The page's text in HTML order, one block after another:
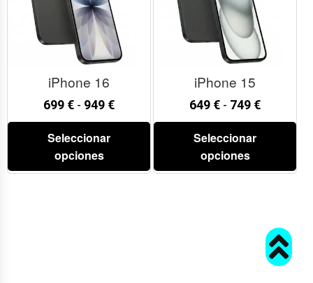
iPhone 16
699 € - 949 €
Seleccionar
opciones
iPhone 15
649 € - 749 €
Seleccionar
opciones